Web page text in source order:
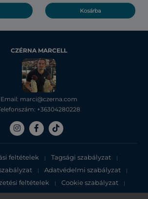
Kosárba
CZÉRNA MARCELL
Email: marci@czerna.com
+36304280228
feltételek | Tagsági szabályzat |
| Adatvédelmi szabályzat |
feltételek | Cookie szabályzat |
Adatvédelmi tájékoztató